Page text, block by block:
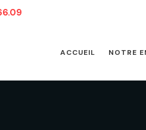
ACCUEIL NOTRE